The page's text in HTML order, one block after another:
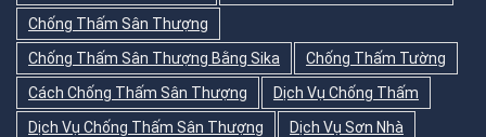
Chống Thấm Sân Thượng
Chống Thấm Sân Thượng Bằng Sika
Chống Thấm Tường
Cách Chống Thấm Sân Thượng
Dịch Vụ Chống Thấm
Dịch Vụ Chống Thấm Sân Thượng
Dịch Vụ Sơn Nhà